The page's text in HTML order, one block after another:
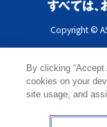
Copyright ©
By clicking
cookies on your
site usage, and